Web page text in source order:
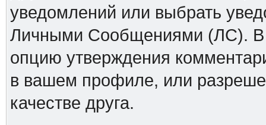
уведомлений или выбрать
Личными Сообщениями (ЛС). В
опцию утверждения
в вашем профиле, или
качестве друга.